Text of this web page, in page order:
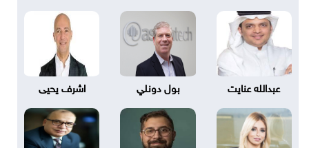
عبدالله عنايت بول دونلي اشرف يحيى